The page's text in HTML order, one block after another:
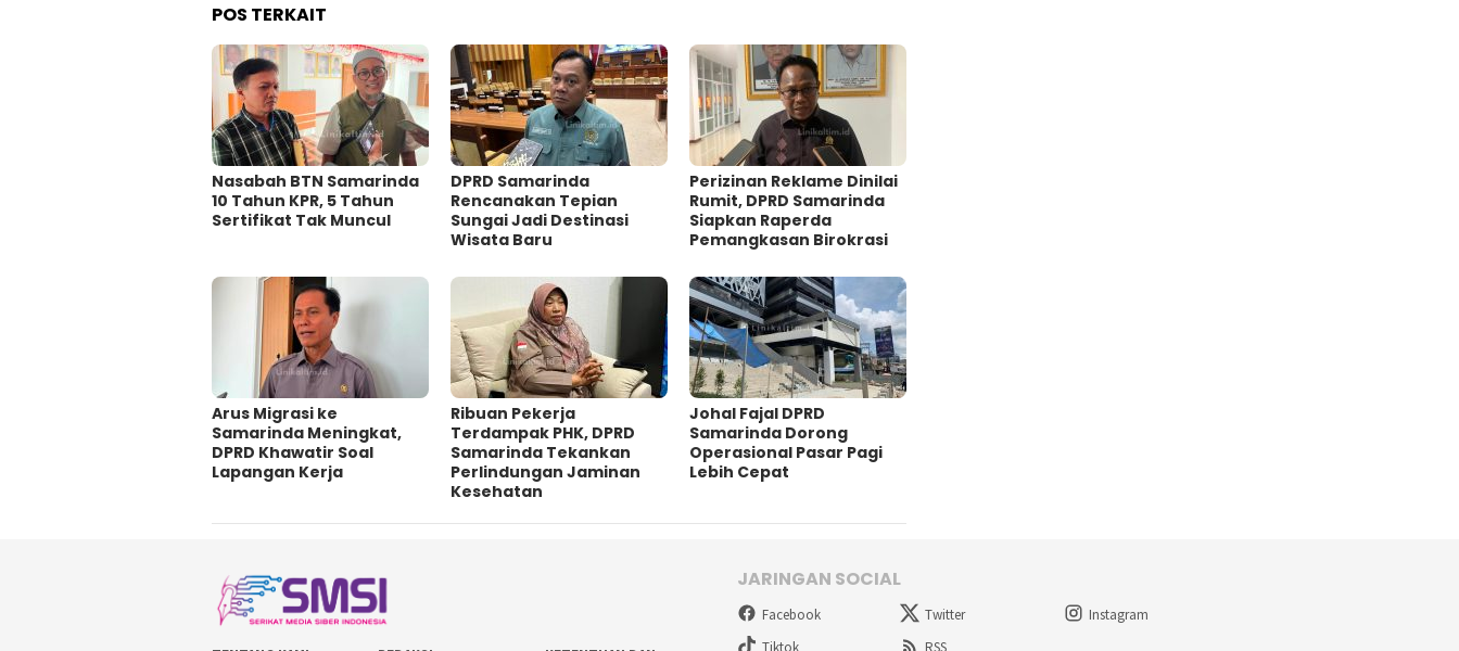
POS TERKAIT
Nasabah BTN Samarinda
10 Tahun KPR, 5 Tahun
Sertifikat Tak Muncul
DPRD Samarinda
Rencanakan Tepian
Sungai Jadi Destinasi
Wisata Baru
Perizinan Reklame Dinilai
Rumit, DPRD Samarinda
Siapkan Raperda
Pemangkasan Birokrasi
Arus Migrasi ke
Samarinda Meningkat,
DPRD Khawatir Soal
Lapangan Kerja
Ribuan Pekerja
Terdampak PHK, DPRD
Samarinda Tekankan
Perlindungan Jaminan
Kesehatan
Johal Fajal DPRD
Samarinda Dorong
Operasional Pasar Pagi
Lebih Cepat
JARINGAN SOCIAL
Facebook Twitter
Instagram
Tiktok
RSS